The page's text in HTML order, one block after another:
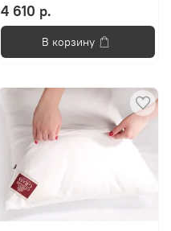
4 610 р.
В корзину